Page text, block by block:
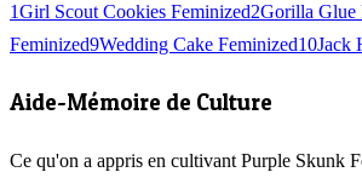
1Girl Scout Cookies Feminized2Gorilla Glue
Feminized9Wedding Cake Feminized10Jack
Aide-Mémoire de Culture
Ce qu'on a appris en cultivant Purple Skunk